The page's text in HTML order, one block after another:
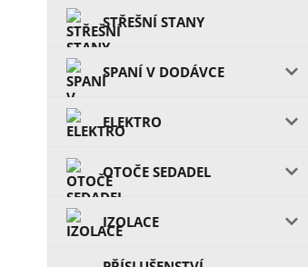
STŘEŠNÍ STANY
SPANÍ V DODÁVCE
ELEKTRO
OTOČE SEDADEL
IZOLACE